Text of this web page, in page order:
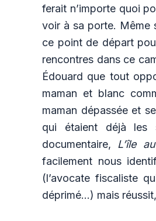
ferait n’importe quoi
voir à sa porte. Même
ce point de départ
rencontres dans ce
Édouard que tout
maman et blanc
maman dépassée et
qui étaient déjà les
documentaire, L’île
facilement nous
(l’avocate fiscaliste
déprimé…) mais